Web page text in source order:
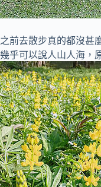
之前去散步真的都沒甚
幾乎可以說人山人海